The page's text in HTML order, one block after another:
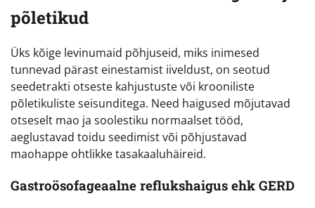
põletikud
Üks kõige levinumaid põhjuseid, miks inimesed
tunnevad pärast einestamist iiveldust, on seotud
seedetrakti otseste kahjustuste või krooniliste
põletikuliste seisunditega. Need haigused mõjutavad
otseselt mao ja soolestiku normaalset tööd,
aeglustavad toidu seedimist või põhjustavad
maohappe ohtlikke tasakaaluhäireid.
Gastroösofageaalne reflukshaigus ehk GERD